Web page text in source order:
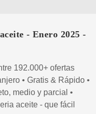
- Enero 2025 -
192.000+ ofertas
• Gratis & Rápido •
medio y parcial •
aceite - que fácil